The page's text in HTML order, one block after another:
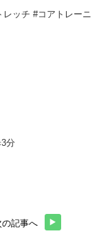
ッチ #コアトレーニ
分
の記事へ